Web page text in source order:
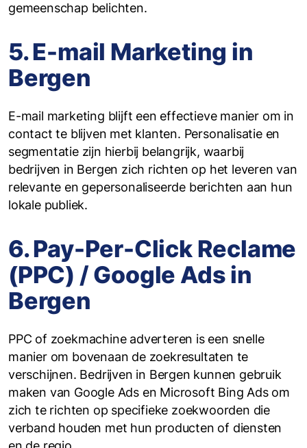
gemeenschap belichten.
5. E-mail Marketing in
Bergen
E-mail marketing blijft een effectieve manier om in
contact te blijven met klanten. Personalisatie en
segmentatie zijn hierbij belangrijk, waarbij
bedrijven in Bergen zich richten op het leveren van
relevante en gepersonaliseerde berichten aan hun
lokale publiek.
6. Pay-Per-Click Reclame
(PPC) / Google Ads in
Bergen
PPC of zoekmachine adverteren is een snelle
manier om bovenaan de zoekresultaten te
verschijnen. Bedrijven in Bergen kunnen gebruik
maken van Google Ads en Microsoft Bing Ads om
zich te richten op specifieke zoekwoorden die
verband houden met hun producten of diensten